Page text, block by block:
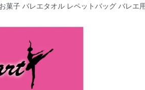
子 バレエタオル レペットバッグ バレ